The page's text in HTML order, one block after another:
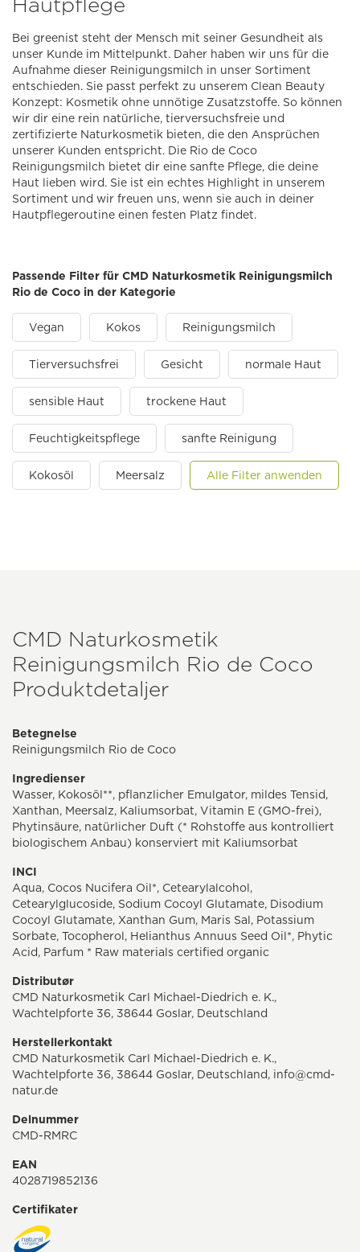
Bei greenist steht der Mensch mit seiner Gesundheit als
unser Kunde im Mittelpunkt. Daher haben wir uns für die
Aufnahme dieser Reinigungsmilch in unser Sortiment
entschieden. Sie passt perfekt zu unserem Clean Beauty
Konzept: Kosmetik ohne unnötige Zusatzstoffe. So können
wir dir eine rein natürliche, tierversuchsfreie und
zertifizierte Naturkosmetik bieten, die den Ansprüchen
unserer Kunden entspricht. Die Rio de Coco
Reinigungsmilch bietet dir eine sanfte Pflege, die deine
Haut lieben wird. Sie ist ein echtes Highlight in unserem
Sortiment und wir freuen uns, wenn sie auch in deiner
Hautpflegeroutine einen festen Platz findet.
Passende Filter für CMD Naturkosmetik Reinigungsmilch
Rio de Coco in der Kategorie
Vegan Kokos Reinigungsmilch
Tierversuchsfrei Gesicht normale Haut
sensible Haut trockene Haut
Feuchtigkeitspflege sanfte Reinigung
Kokosöl Meersalz Alle Filter anwenden
CMD Naturkosmetik
Reinigungsmilch Rio de Coco
Produktdetaljer
Betegnelse
Reinigungsmilch Rio de Coco
Ingredienser
Wasser, Kokosöl**, pflanzlicher Emulgator, mildes Tensid,
Xanthan, Meersalz, Kaliumsorbat, Vitamin E (GMO-frei),
Phytinsäure, natürlicher Duft (* Rohstoffe aus kontrolliert
biologischem Anbau) konserviert mit Kaliumsorbat
INCI
Aqua, Cocos Nucifera Oil*, Cetearylalcohol,
Cetearylglucoside, Sodium Cocoyl Glutamate, Disodium
Cocoyl Glutamate, Xanthan Gum, Maris Sal, Potassium
Sorbate, Tocopherol, Helianthus Annuus Seed Oil*, Phytic
Acid, Parfum * Raw materials certified organic
Distributør
CMD Naturkosmetik Carl Michael-Diedrich e. K.,
Wachtelpforte 36, 38644 Goslar, Deutschland
Herstellerkontakt
CMD Naturkosmetik Carl Michael-Diedrich e. K.,
Wachtelpforte 36, 38644 Goslar, Deutschland, info@cmd-
natur.de
Delnummer
CMD-RMRC
EAN
4028719852136
Certifikater